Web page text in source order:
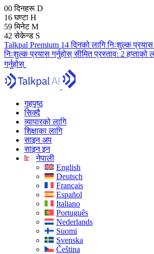
00 दिनहरू D
16 घण्टा H
59 मिनेटM
41 सेकेन्ड S
Talkpal Premium 14 दिनको लागि निःशुल्क प्रयास
निःशुल्क प्रयास गर्नुहोस्सीमित प्रस्ताव: 2 हप्ताको
गर्नुहोस्
गृहपृष्ठ
सिक्दै
व्यापारको लागि
शिक्षाका लागि
साइन अप
साइन इन
नेपाली
English
Deutsch
Français
Español
Italiano
Português
Nederlands
Suomi
Svenska
Čeština